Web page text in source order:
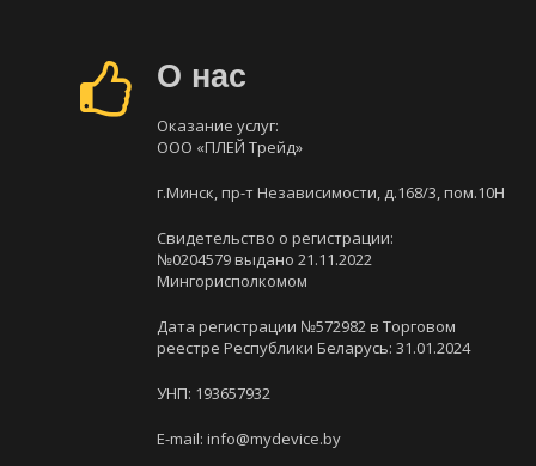
О нас
Оказание услуг:
ООО «ПЛЕЙ Трейд»
г.Минск, пр-т Независимости, д.168/3, пом.10Н
Свидетельство о регистрации:
№0204579 выдано 21.11.2022
Мингорисполкомом
Дата регистрации №572982 в Торговом
реестре Республики Беларусь: 31.01.2024
УНП: 193657932
E-mail: info@mydevice.by